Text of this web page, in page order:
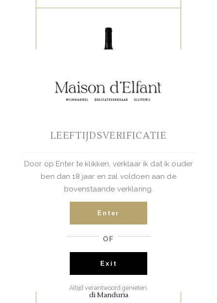
PORTUGESE FAVORIETEN
RODE WIJNEN
vanille, chocolade, kruidig met
een rijke volle body. Mooie
Syrah
ITALIAANSE FAVORIETEN
San Marzano Sessantanni zeker
in de top 3 van de beste
Primitivo di Manduria wijnen.
San Marzano Sessantanni Primitivo
di Manduria
LEEFTIJDSVERIFICATIE
Door op Enter te klikken, verklaar ik dat ik ouder
ben dan 18 jaar en zal voldoen aan de
bovenstaande verklaring.
Enter
OF
Exit
Altijd verantwoord genieten.